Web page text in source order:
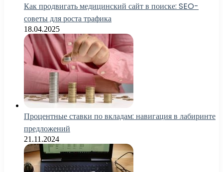
Как продвигать медицинский сайт в поиске: SEO-
советы для роста трафика
18.04.2025
Процентные ставки по вкладам: навигация в лабиринте
предложений
21.11.2024